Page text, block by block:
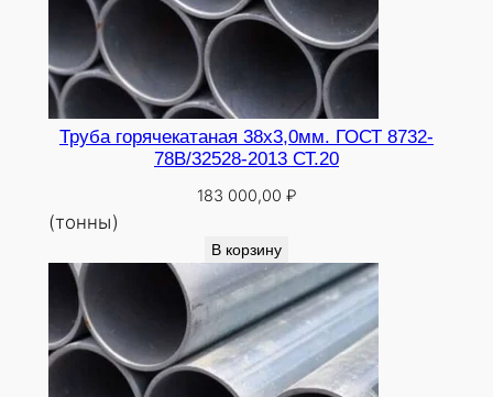
Труба горячекатаная 38х3,0мм. ГОСТ 8732-
78В/32528-2013 СТ.20
183 000,00 ₽
(тонны)
В корзину